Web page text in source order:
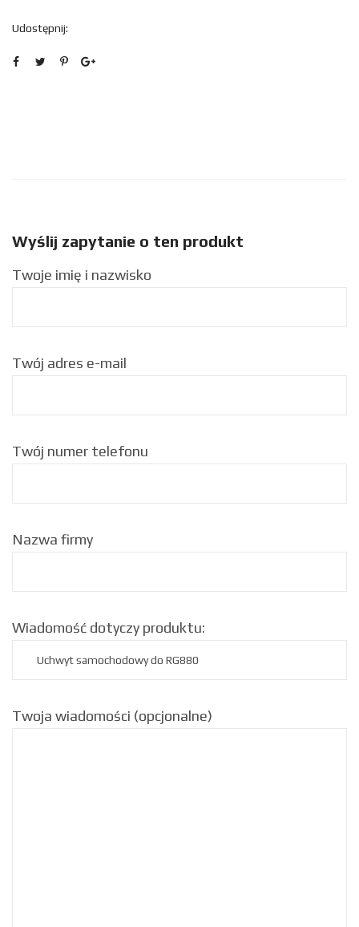
Udostępnij:
Wyślij zapytanie o ten produkt
Twoje imię i nazwisko
Twój adres e-mail
Twój numer telefonu
Nazwa firmy
Wiadomość dotyczy produktu:
Twoja wiadomości (opcjonalne)